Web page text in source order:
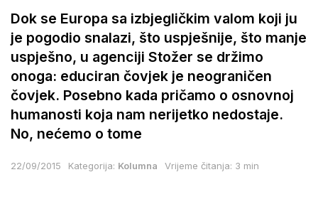
Dok se Europa sa izbjegličkim valom koji ju
je pogodio snalazi, što uspješnije, što manje
uspješno, u agenciji Stožer se držimo
onoga: educiran čovjek je neograničen
čovjek. Posebno kada pričamo o osnovnoj
humanosti koja nam nerijetko nedostaje.
No, nećemo o tome
22/09/2015 Kategorija: Kolumna Vrijeme čitanja: 3 min